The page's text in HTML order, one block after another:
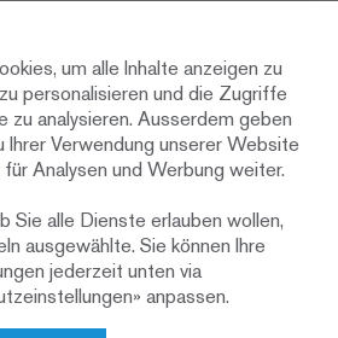
um alle Inhalte anzeigen zu
personalisieren und die Zugriffe
zu analysieren. Ausserdem geben
Ihrer Verwendung unserer Website
Analysen und Werbung weiter.
Sie alle Dienste erlauben wollen,
ausgewählte. Sie können Ihre
jederzeit unten via
anpassen.